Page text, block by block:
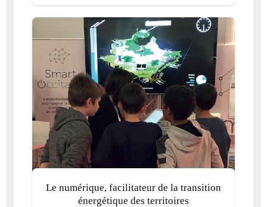
Le numérique, facilitateur de la transition
énergétique des territoires